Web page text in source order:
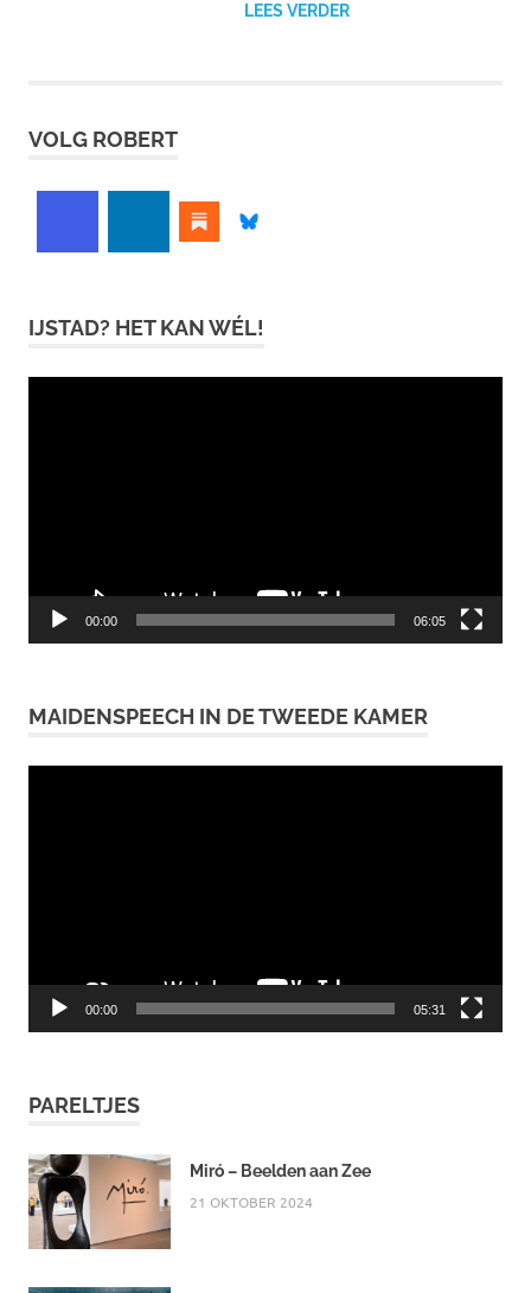
LEES VERDER
VOLG ROBERT
IJSTAD? HET KAN WÉL!
00:00 06:05
MAIDENSPEECH IN DE TWEEDE KAMER
00:00 05:31
PARELTJES
Miró – Beelden aan Zee
21 OKTOBER 2024